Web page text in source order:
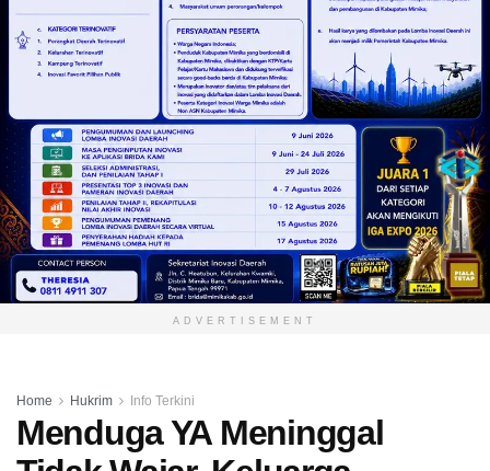
ADVERTISEMENT
Home Hukrim Info Terkini
Menduga YA Meninggal